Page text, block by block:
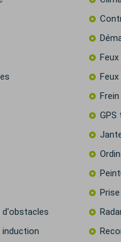
Feux
GPS
d'obstacles
induction